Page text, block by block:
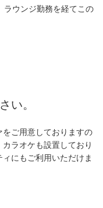
ラウンジ勤務を経てこの
い。
ご用意しておりますの
ラオケも設置しており
にもご利用いただけま